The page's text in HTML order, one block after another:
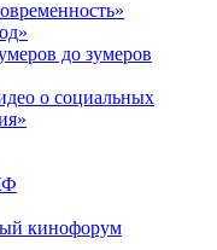
до зумеров
о социальных
кинофорум